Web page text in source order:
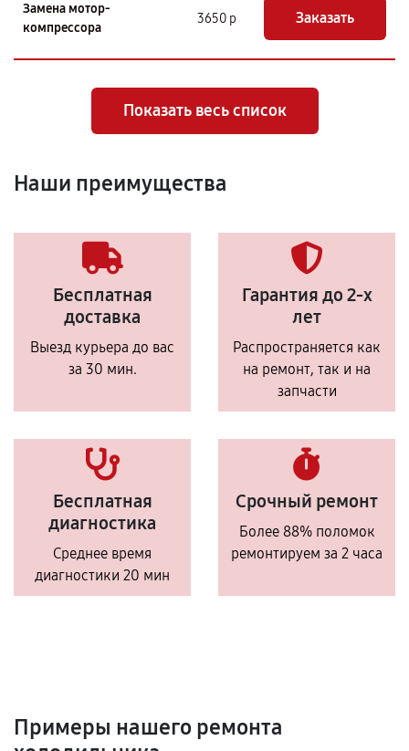
Замена мотор-
компрессора
3650 р Заказать
Показать весь список
Наши преимущества
Бесплатная
доставка
Выезд курьера до вас
за 30 мин.
Гарантия до 2-х
лет
Распространяется как
на ремонт, так и на
запчасти
Бесплатная
диагностика
Среднее время
диагностики 20 мин
Срочный ремонт
Более 88% поломок
ремонтируем за 2 часа
Примеры нашего ремонта